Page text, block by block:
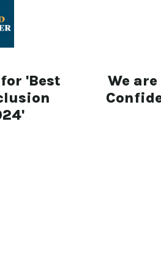
'Best
We